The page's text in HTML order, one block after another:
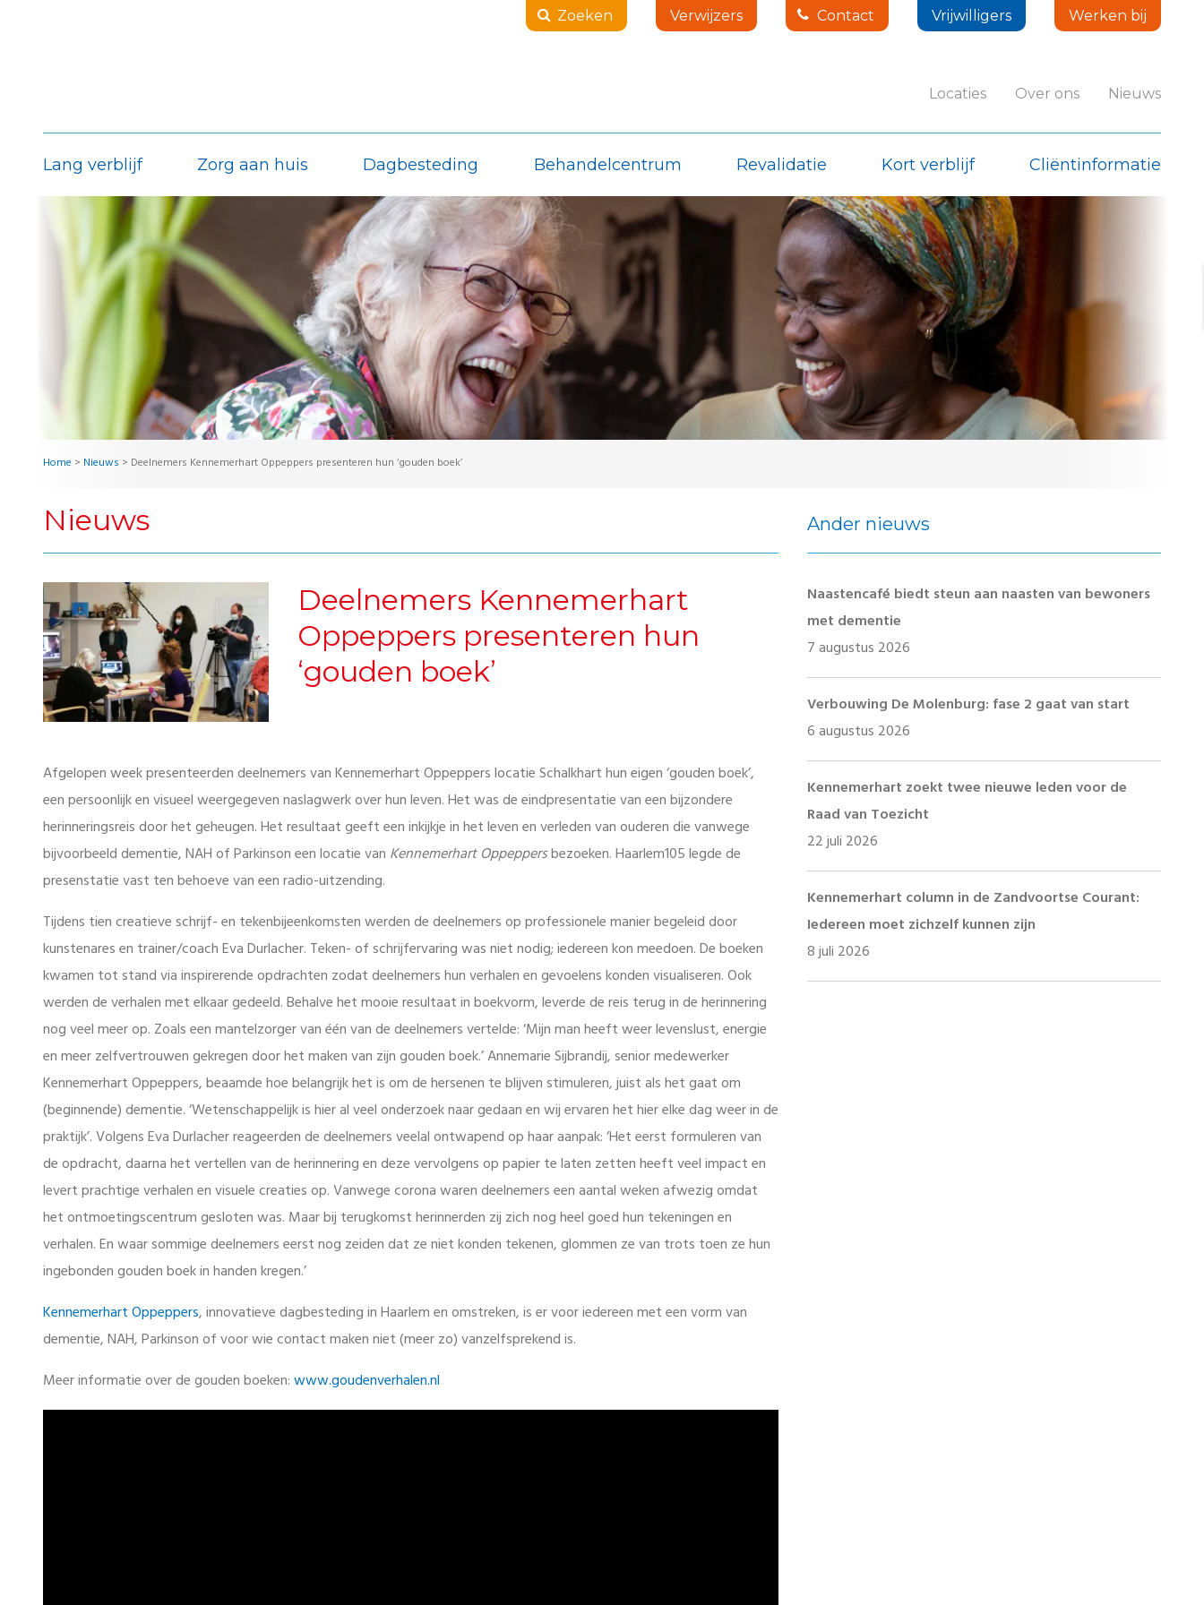
Zoeken Verwijzers Contact Vrijwilligers Werken bij
Locaties Over ons Nieuws
Lang verblijf Zorg aan huis Dagbesteding Behandelcentrum Revalidatie Kort verblijf Cliëntinformatie
Home > Nieuws > Deelnemers Kennemerhart Oppeppers presenteren hun ‘gouden boek’
Nieuws
Deelnemers Kennemerhart
Oppeppers presenteren hun
‘gouden boek’
Afgelopen week presenteerden deelnemers van Kennemerhart Oppeppers locatie Schalkhart hun eigen ‘gouden boek’,
een persoonlijk en visueel weergegeven naslagwerk over hun leven. Het was de eindpresentatie van een bijzondere
herinneringsreis door het geheugen. Het resultaat geeft een inkijkje in het leven en verleden van ouderen die vanwege
bijvoorbeeld dementie, NAH of Parkinson een locatie van Kennemerhart Oppeppersbezoeken. Haarlem105 legde de
presenstatie vast ten behoeve van een radio-uitzending.
Tijdens tien creatieve schrijf- en tekenbijeenkomsten werden de deelnemers op professionele manier begeleid door
kunstenares en trainer/coach Eva Durlacher. Teken- of schrijfervaring was niet nodig; iedereen kon meedoen. De boeken
kwamen tot stand via inspirerende opdrachten zodat deelnemers hun verhalen en gevoelens konden visualiseren. Ook
werden de verhalen met elkaar gedeeld. Behalve het mooie resultaat in boekvorm, leverde de reis terug in de herinnering
nog veel meer op. Zoals een mantelzorger van één van de deelnemers vertelde: ‘Mijn man heeft weer levenslust, energie
en meer zelfvertrouwen gekregen door het maken van zijn gouden boek.’ Annemarie Sijbrandij, senior medewerker
Kennemerhart Oppeppers, beaamde hoe belangrijk het is om de hersenen te blijven stimuleren, juist als het gaat om
(beginnende) dementie. ‘Wetenschappelijk is hier al veel onderzoek naar gedaan en wij ervaren het hier elke dag weer in de
praktijk’. Volgens Eva Durlacher reageerden de deelnemers veelal ontwapend op haar aanpak: ‘Het eerst formuleren van
de opdracht, daarna het vertellen van de herinnering en deze vervolgens op papier te laten zetten heeft veel impact en
levert prachtige verhalen en visuele creaties op. Vanwege corona waren deelnemers een aantal weken afwezig omdat
het ontmoetingscentrum gesloten was. Maar bij terugkomst herinnerden zij zich nog heel goed hun tekeningen en
verhalen. En waar sommige deelnemers eerst nog zeiden dat ze niet konden tekenen, glommen ze van trots toen ze hun
ingebonden gouden boek in handen kregen.’
Kennemerhart Oppeppers, innovatieve dagbesteding in Haarlem en omstreken, is er voor iedereen met een vorm van
dementie, NAH, Parkinson of voor wie contact maken niet (meer zo) vanzelfsprekend is.
Meer informatie over de gouden boeken:www.goudenverhalen.nl
Ander nieuws
Naastencafé biedt steun aan naasten van bewoners
met dementie
7 augustus 2026
Verbouwing De Molenburg: fase 2 gaat van start
6 augustus 2026
Kennemerhart zoekt twee nieuwe leden voor de
Raad van Toezicht
22 juli 2026
Kennemerhart column in de Zandvoortse Courant:
Iedereen moet zichzelf kunnen zijn
8 juli 2026